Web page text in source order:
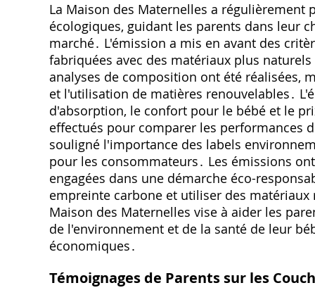
La Maison des Maternelles a régulièrement
écologiques, guidant les parents dans leur
marché․ L'émission a mis en avant des
fabriquées avec des matériaux plus
analyses de composition ont été réalisées,
et l'utilisation de matières renouvelables․
d'absorption, le confort pour le bébé et le
effectués pour comparer les performances
souligné l'importance des labels
pour les consommateurs․ Les émissions
engagées dans une démarche éco-
empreinte carbone et utiliser des matériaux
Maison des Maternelles vise à aider les
de l'environnement et de la santé de leur
économiques․
Témoignages de Parents sur les